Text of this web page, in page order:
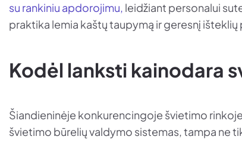
su rankiniu apdorojimu, leidžiant personalui
praktika lemia kaštų taupymą ir geresnį išteklių
Kodėl lanksti kainodara
Šiandieninėje konkurencingoje švietimo
švietimo būrelių valdymo sistemas, tampa ne